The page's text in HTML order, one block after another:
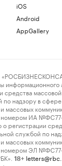
iOS
Android
AppGallery
средства
надзору в сфере
массовых
номером ИА
о регистрации
службой по
массовых
номером ЭЛ
18+